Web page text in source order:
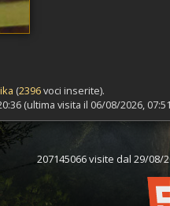
(2396voci inserite).
(ultima visita il 06/08/2026,
207145066 visite dal 29/